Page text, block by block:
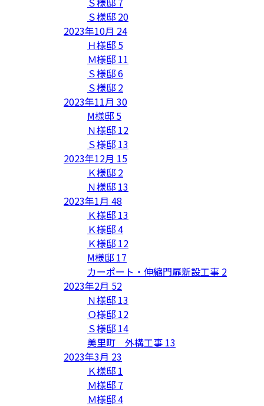
Ｓ様邸 20
2023年10月 24
Ｈ様邸 5
Ｍ様邸 11
Ｓ様邸6
Ｓ様邸 2
2023年11月 30
M様邸 5
Ｎ様邸 12
Ｓ様邸 13
2023年12月 15
Ｋ様邸 2
Ｎ様邸 13
2023年1月 48
Ｋ様邸 13
Ｋ様邸4
Ｋ様邸 12
M様邸 17
カーポート・伸縮門扉新設工事 2
2023年2月 52
Ｎ様邸 13
Ｏ様邸 12
Ｓ様邸 14
美里町 外構工事 13
2023年3月 23
Ｋ様邸 1
Ｍ様邸 7
Ｍ様邸4